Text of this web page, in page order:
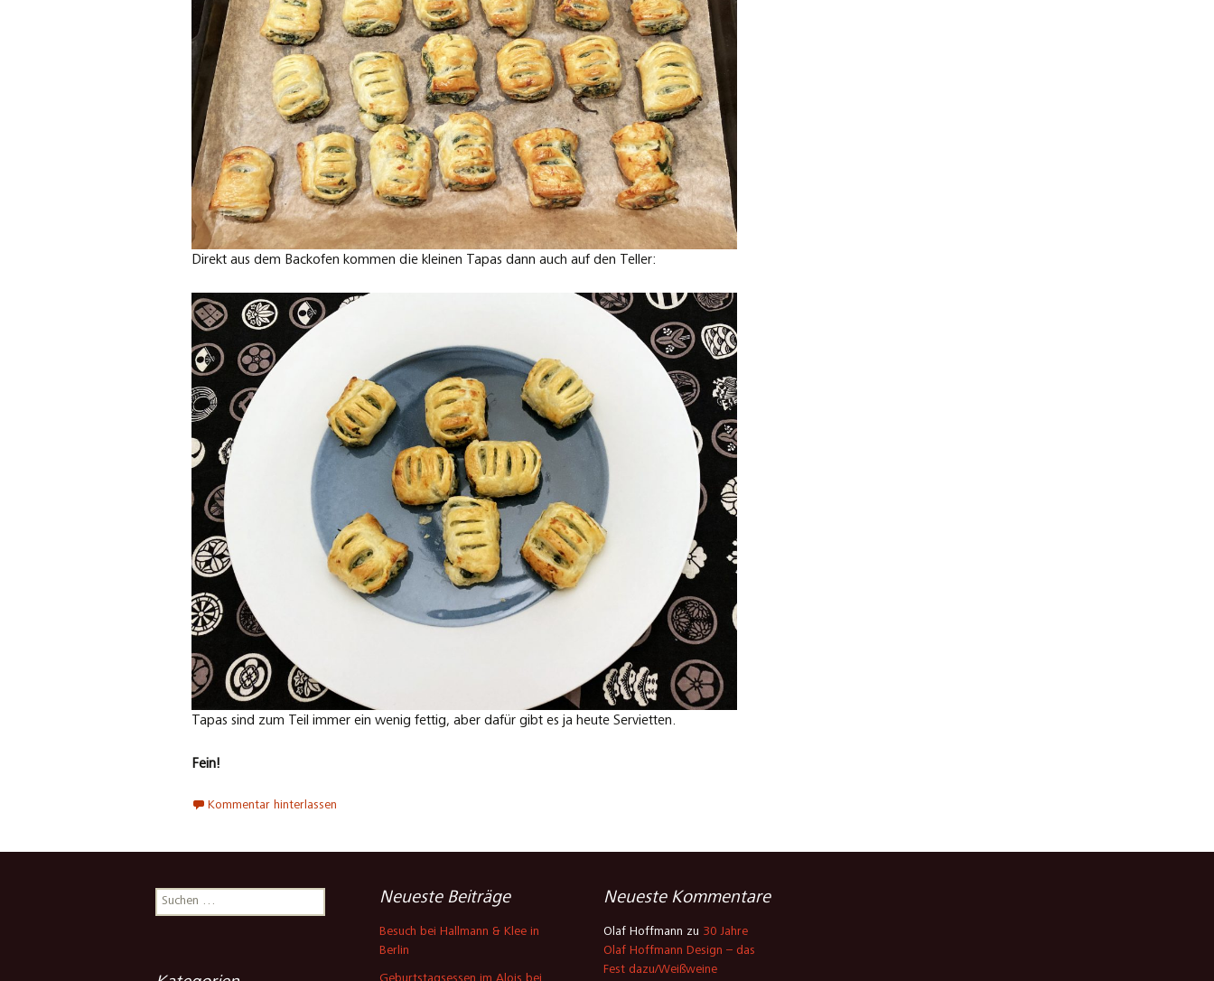
Direkt aus dem Backofen kommen die kleinen Tapas dann auch auf den Teller:
Tapas sind zum Teil immer ein wenig fettig, aber dafür gibt es ja heute Servietten.
Fein!
Kommentar hinterlassen
Suchen
nach:
Neueste Beiträge
Besuch bei Hallmann & Klee in
Berlin
Neueste Kommentare
Olaf Hoffmann zu 30 Jahre
Olaf Hoffmann Design – das
Fest dazu/Weißweine